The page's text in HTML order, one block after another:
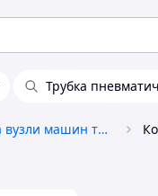
Трубка
Загальні деталі та вузли машин та механізмів